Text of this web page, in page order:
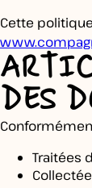
Cette
DES
Traitées